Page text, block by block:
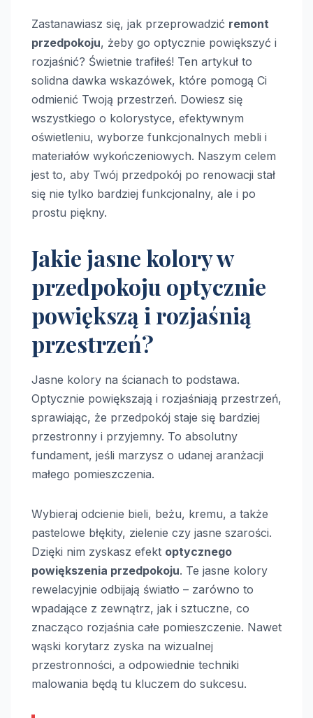
Zastanawiasz się, jak przeprowadzić remont
przedpokoju, żeby go optycznie powiększyć i
rozjaśnić? Świetnie trafiłeś! Ten artykuł to
solidna dawka wskazówek, które pomogą Ci
odmienić Twoją przestrzeń. Dowiesz się
wszystkiego o kolorystyce, efektywnym
oświetleniu, wyborze funkcjonalnych mebli i
materiałów wykończeniowych. Naszym celem
jest to, aby Twój przedpokój po renowacji stał
się nie tylko bardziej funkcjonalny, ale i po
prostu piękny.
Jakie jasne kolory w
przedpokoju optycznie
powiększą i rozjaśnią
przestrzeń?
Jasne kolory na ścianach to podstawa.
Optycznie powiększają i rozjaśniają przestrzeń,
sprawiając, że przedpokój staje się bardziej
przestronny i przyjemny. To absolutny
fundament, jeśli marzysz o udanej aranżacji
małego pomieszczenia.
Wybieraj odcienie bieli, beżu, kremu, a także
pastelowe błękity, zielenie czy jasne szarości.
Dzięki nim zyskasz efekt optycznego
powiększenia przedpokoju. Te jasne kolory
rewelacyjnie odbijają światło – zarówno to
wpadające z zewnątrz, jak i sztuczne, co
znacząco rozjaśnia całe pomieszczenie. Nawet
wąski korytarz zyska na wizualnej
przestronności, a odpowiednie techniki
malowania będą tu kluczem do sukcesu.